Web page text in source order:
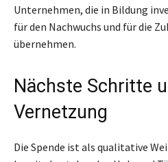
Unternehmen, die in Bildung
für den Nachwuchs und für die
übernehmen.
Nächste Schritte
Vernetzung
Die Spende ist als qualitative